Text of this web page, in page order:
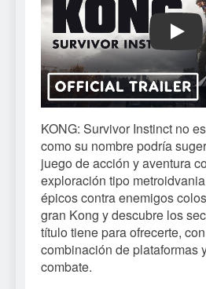
Play
KONG: Survivor Instinct no
como su nombre podría
juego de acción y aventura
exploración tipo
épicos contra enemigos
gran Kong y descubre los
título tiene para ofrecerte,
combinación de plataformas
combate.